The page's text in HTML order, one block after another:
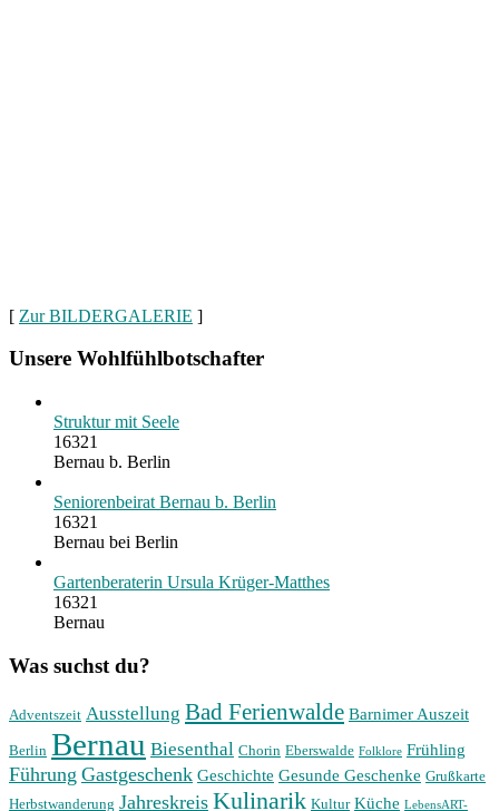
[ Zur BILDERGALERIE ]
Unsere Wohlfühlbotschafter
Struktur mit Seele
16321
Bernau b. Berlin
Seniorenbeirat Bernau b. Berlin
16321
Bernau bei Berlin
Gartenberaterin Ursula Krüger-Matthes
16321
Bernau
Was suchst du?
Adventszeit Ausstellung Bad Ferienwalde Barnimer Auszeit
Berlin Bernau Biesenthal Chorin Eberswalde Folklore Frühling
Führung Gastgeschenk Geschichte Gesunde Geschenke Grußkarte
Herbstwanderung Jahreskreis Kulinarik Kultur Küche LebensART-